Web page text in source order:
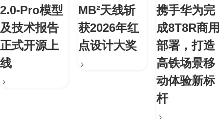
2.0-Pro模型
及技术报告
正式开源上
线
MB²天线斩
获2026年红
点设计大奖
携手华为完
成8T8R商
部署，打造
高铁场景移
动体验新标
杆